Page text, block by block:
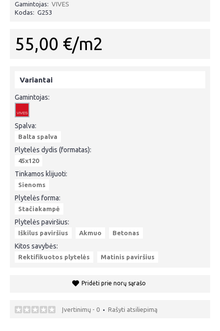
Gamintojas: VIVES
Kodas: G253
55,00 €/m2
Variantai
Gamintojas:
Spalva:
Balta spalva
Plytelės dydis (formatas):
45x120
Tinkamos klijuoti:
Sienoms
Plytelės forma:
Stačiakampė
Plytelės paviršius:
Iškilus paviršius Akmuo Betonas
Kitos savybės:
Rektifikuotos plytelės Matinis paviršius
Pridėti prie norų sąrašo
Įvertinimų - 0 • Rašyti atsiliepimą